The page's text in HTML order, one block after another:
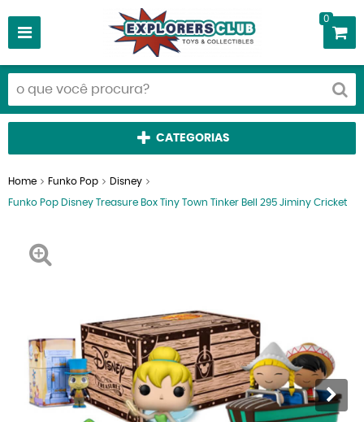
0
CATEGORIAS
Home Funko Pop Disney
Funko Pop Disney Treasure Box Tiny Town Tinker Bell 295 Jiminy Cricket